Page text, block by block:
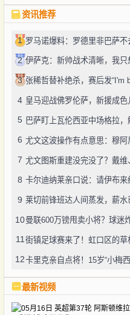
资讯推荐
1 罗马诺爆料：罗德里非巴萨
2 伊萨克：新帅战术清晰，我
3 张稀哲替补绝杀，赛后发
4 皇马迎战佛罗伦萨，新援成
5 巴萨盯上瓦伦西亚中场格拉，
6
7
8 卡尔迪纳莱亲口说：请伊布
9 莱切前锋班达人间蒸发，薪
10曼联600万镑甩卖小将？球迷
11街镇足球赛来了！虹口区的
12
最新视频